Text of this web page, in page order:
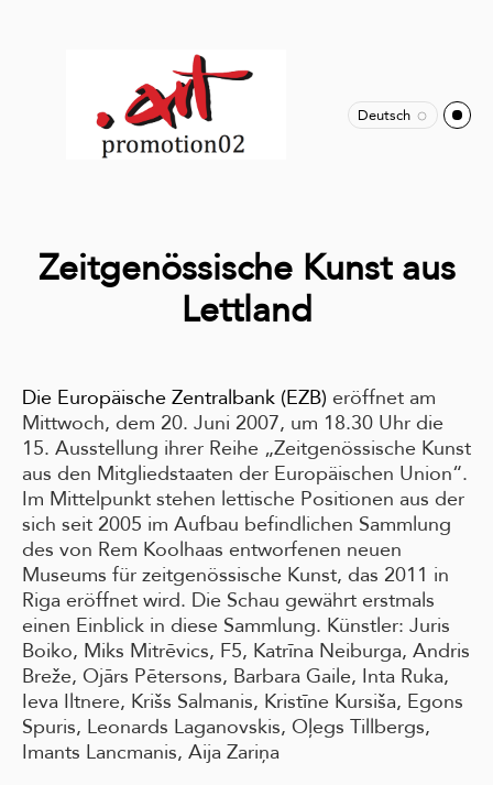
Deutsch
Zeitgenössische Kunst aus
Lettland
Die Europäische Zentralbank (EZB) eröffnet am
Mittwoch, dem 20. Juni 2007, um 18.30 Uhr die
15. Ausstellung ihrer Reihe „Zeitgenössische Kunst
aus den Mitgliedstaaten der Europäischen Union“.
Im Mittelpunkt stehen lettische Positionen aus der
sich seit 2005 im Aufbau befindlichen Sammlung
des von Rem Koolhaas entworfenen neuen
Museums für zeitgenössische Kunst, das 2011 in
Riga eröffnet wird. Die Schau gewährt erstmals
einen Einblick in diese Sammlung. Künstler: Juris
Boiko, Miks Mitrēvics, F5, Katrīna Neiburga, Andris
Breže, Ojārs Pētersons, Barbara Gaile, Inta Ruka,
Ieva Iltnere, Krišs Salmanis, Kristīne Kursiša, Egons
Spuris, Leonards Laganovskis, Oļegs Tillbergs,
Imants Lancmanis, Aija Zariņa